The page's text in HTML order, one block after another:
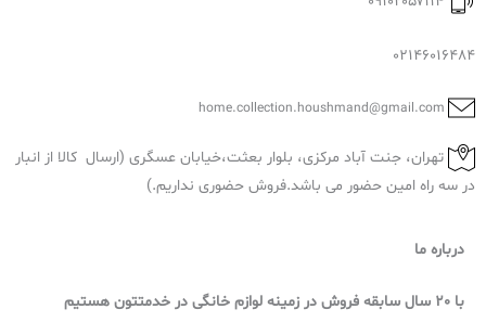
02146016484
تهران، جنت آباد مرکزی، بلوار بعثت،خیابان عسگری (ارسال کالا از انبار
در سه راه امین حضور می باشد.فروش حضوری نداریم.)
درباره ما
با 20 سال سابقه فروش در زمینه لوازم خانگی در خدمتتون هستیم